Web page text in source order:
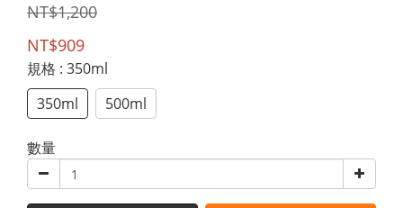
NT$1,200
NT$909
規格 : 350ml
350ml
500ml
數量